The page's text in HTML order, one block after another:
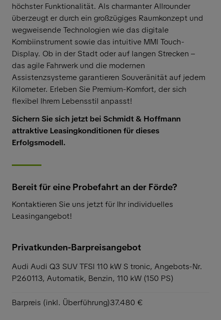
höchster Funktionalität. Als charmanter Allrounder
überzeugt er durch ein großzügiges Raumkonzept und
wegweisende Technologien wie das digitale
Kombiinstrument sowie das intuitive MMI Touch-
Display. Ob in der Stadt oder auf langen Strecken –
das agile Fahrwerk und die modernen
Assistenzsysteme garantieren Souveränität auf jedem
Kilometer. Erleben Sie Premium-Komfort, der sich
flexibel Ihrem Lebensstil anpasst!
Sichern Sie sich jetzt bei Schmidt & Hoffmann
attraktive Leasingkonditionen für dieses
Erfolgsmodell.
Bereit für eine Probefahrt an der Förde?
Kontaktieren Sie uns jetzt für Ihr individuelles
Leasingangebot!
Privatkunden-Barpreisangebot
Audi Audi Q3 SUV TFSI 110 kW S tronic, Angebots-Nr.
P260113, Automatik, Benzin, 110 kW (150 PS)
Barpreis (inkl. Überführung)37.480 €